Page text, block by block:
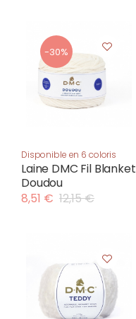
-30%
Disponible en 6 coloris
Laine DMC Fil Blanket
Doudou
8,51 € 12,15 €